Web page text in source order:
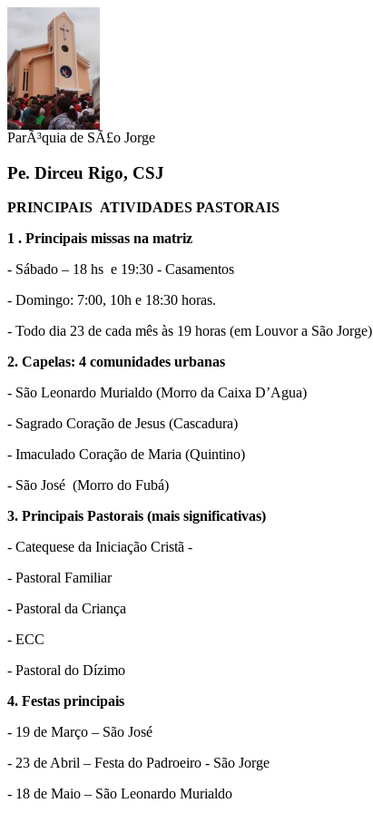
ParÃ³quia de SÃ£o Jorge
Pe. Dirceu Rigo, CSJ
PRINCIPAIS ATIVIDADES PASTORAIS
1 . Principais missas na matriz
- Sábado – 18 hs e 19:30 - Casamentos
- Domingo: 7:00, 10h e 18:30 horas.
- Todo dia 23 de cada mês às 19 horas (em Louvor a São Jorge)
2. Capelas: 4 comunidades urbanas
- São Leonardo Murialdo (Morro da Caixa D’Agua)
- Sagrado Coração de Jesus (Cascadura)
- Imaculado Coração de Maria (Quintino)
- São José (Morro do Fubá)
3. Principais Pastorais (mais significativas)
- Catequese da Iniciação Cristã -
- Pastoral Familiar
- Pastoral da Criança
- ECC
- Pastoral do Dízimo
4. Festas principais
- 19 de Março – São José
- 23 de Abril – Festa do Padroeiro - São Jorge
- 18 de Maio – São Leonardo Murialdo